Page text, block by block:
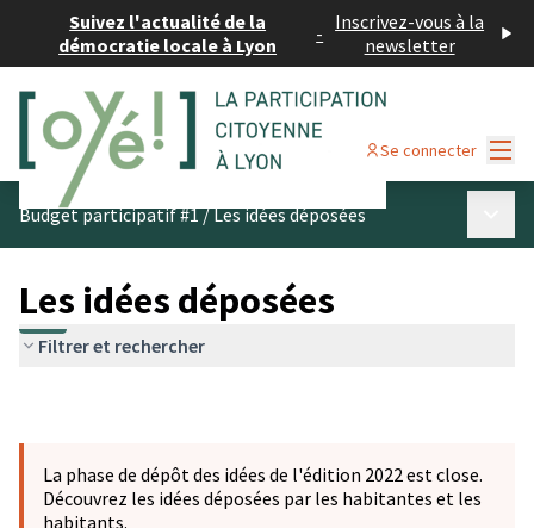
Suivez l'actualité de la
démocratie locale à Lyon
- Inscrivez-vous à la
newsletter
Se connecter
Budget participatif #1/Les idées déposées
Les idées déposées
Filtrer et rechercher
La phase de dépôt des idées de l'édition 2022 est close.
Découvrez les idées déposées par les habitantes et les
habitants.